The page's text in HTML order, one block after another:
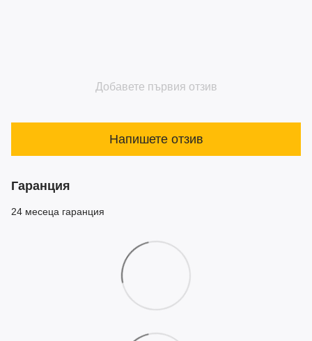
Добавете първия отзив
Напишете отзив
Гаранция
24 месеца гаранция